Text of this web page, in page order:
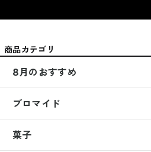
商品カテゴリ
8月のおすすめ
ブロマイド
菓子